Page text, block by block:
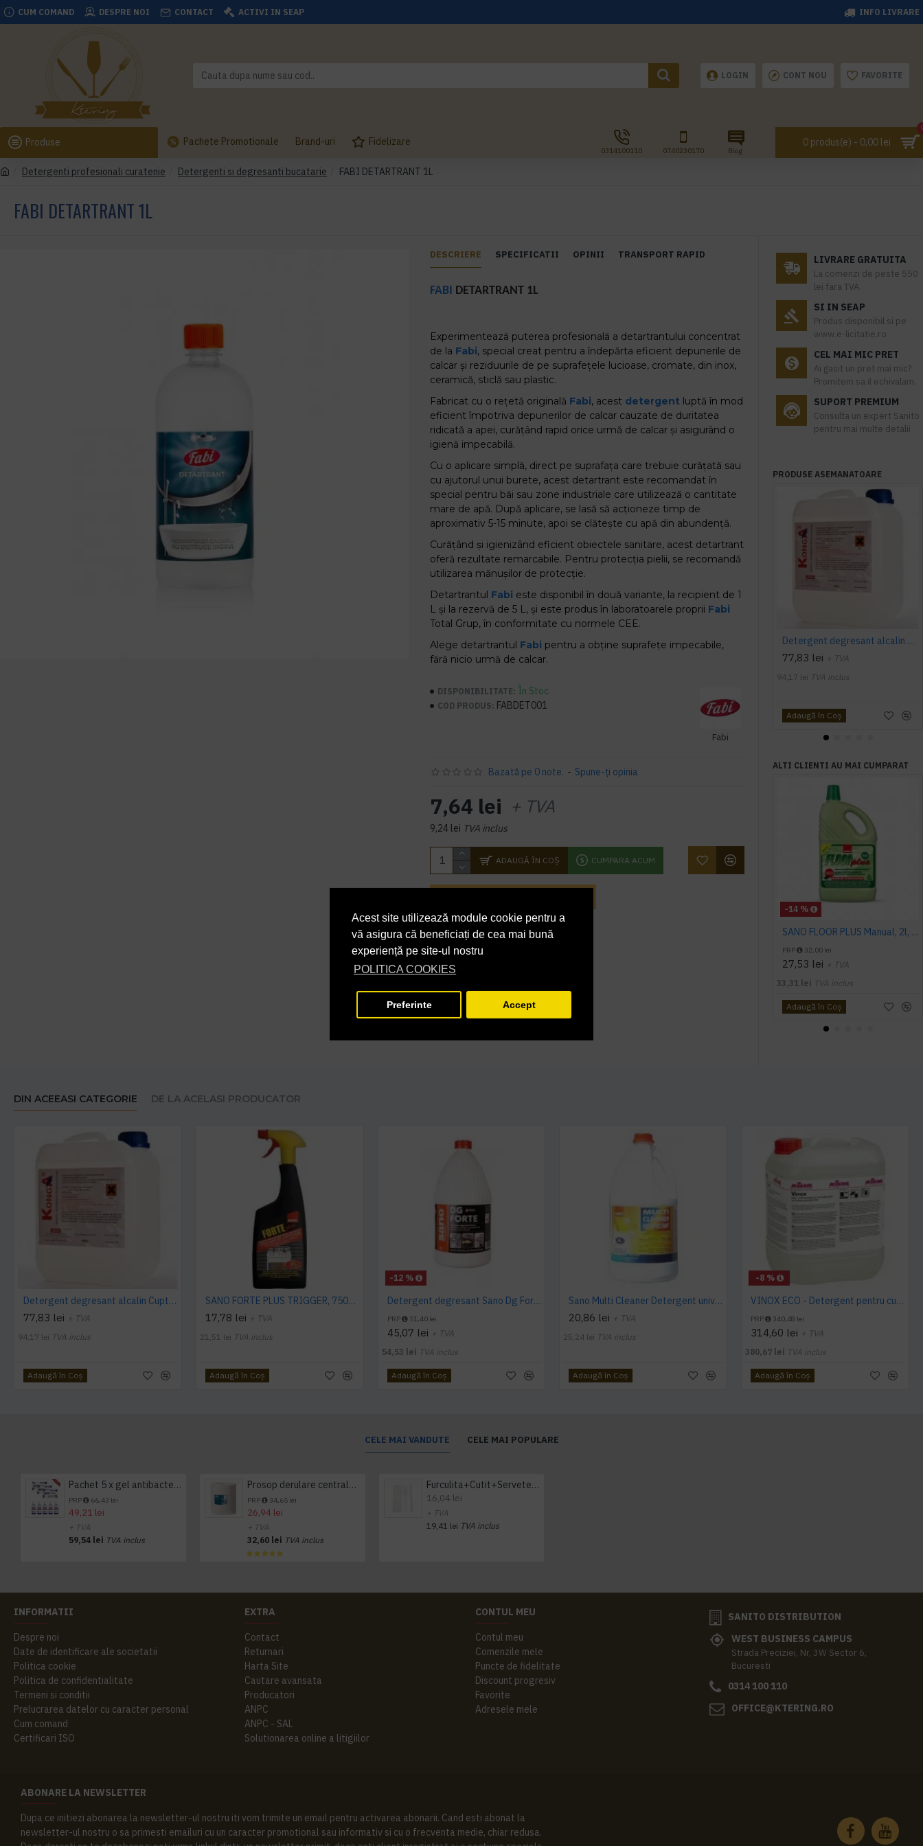
Acest site utilizează module cookie pentru a
vă asigura că beneficiați de cea mai bună
experiență pe site-ul nostru
POLITICA COOKIES
Preferinte Accept
CUM COMAND DESPRE NOI CONTACT ACTIVI IN SEAP INFO LIVRARE
LOGIN CONT NOU FAVORITE
Produse Pachete Promotionale Brand-uri Fidelizare
0314100110 0740230170 Blog
0 produs(e) - 0,00 lei
Detergenti profesionali curatenie Detergenti si degresanti bucatarie FABI DETARTRANT 1L
FABI DETARTRANT 1L
DESCRIERE SPECIFICATII OPINII TRANSPORT RAPID
FABI DETARTRANT 1L
Experimentează puterea profesională a detartrantului concentrat
de la Fabi, special creat pentru a îndepărta eficient depunerile de
calcar și reziduurile de pe suprafețele lucioase, cromate, din inox,
ceramică, sticlă sau plastic.
Fabricat cu o rețetă originală Fabi, acest detergent luptă în mod
eficient împotriva depunerilor de calcar cauzate de duritatea
ridicată a apei, curățând rapid orice urmă de calcar și asigurând o
igienă impecabilă.
Cu o aplicare simplă, direct pe suprafața care trebuie curățată sau
cu ajutorul unui burete, acest detartrant este recomandat în
special pentru băi sau zone industriale care utilizează o cantitate
mare de apă. După aplicare, se lasă să acționeze timp de
aproximativ 5-15 minute, apoi se clătește cu apă din abundență.
Curățând și igienizând eficient obiectele sanitare, acest detartrant
oferă rezultate remarcabile. Pentru protecția pielii, se recomandă
utilizarea mănușilor de protecție.
Detartrantul Fabi este disponibil în două variante, la recipient de 1
L și la rezervă de 5 L, și este produs în laboratoarele proprii Fabi
Total Grup, în conformitate cu normele CEE.
Alege detartrantul Fabi pentru a obține suprafețe impecabile,
fără nicio urmă de calcar.
DISPONIBILITATE: În Stoc
COD PRODUS: FABDET001
Fabi
Bazată pe 0 note. - Spune-ţi opinia
7,64 lei + TVA
9,24 lei TVA inclus
ADAUGĂ ÎN COŞ CUMPARA ACUM
LIVRARE GRATUITA
La comenzi de peste 550
lei fara TVA.
SI IN SEAP
Produs disponibil si pe
www.e-licitatie.ro
CEL MAI MIC PRET
Ai gasit un pret mai mic?
Promitem sa il echivalam.
SUPORT PREMIUM
Consulta un expert Sanito
pentru mai multe detalii
PRODUSE ASEMANATOARE
Detergent degresant alcalin Cuptor si Plita, 5 L, Konga
77,83 lei + TVA
94,17 lei TVA inclus
Adaugă în Coş
ALTI CLIENTI AU MAI CUMPARAT
-14 %
SANO FLOOR PLUS Manual, 2l, detergent pardoseala
PRP 32,00 lei
27,53 lei + TVA
33,31 lei TVA inclus
Adaugă în Coş
DIN ACEEASI CATEGORIE DE LA ACELASI PRODUCATOR
Detergent degresant alcalin Cuptor si Plita, 5 L, Konga
77,83 lei + TVA
94,17 lei TVA inclus
Adaugă în Coş
SANO FORTE PLUS TRIGGER, 750ml, detergent arsuri, grasimi
17,78 lei + TVA
21,51 lei TVA inclus
Adaugă în Coş
-12 %
Detergent degresant Sano Dg Forte 4L
PRP 51,40 lei
45,07 lei + TVA
54,53 lei TVA inclus
Adaugă în Coş
Sano Multi Cleaner Detergent universal gel 4L
20,86 lei + TVA
25,24 lei TVA inclus
Adaugă în Coş
-8 %
VINOX ECO - Detergent pentru curatare suprafete din inox, 10 L, Kiehl
PRP 340,48 lei
314,60 lei + TVA
380,67 lei TVA inclus
Adaugă în Coş
CELE MAI VANDUTE CELE MAI POPULARE
Pachet 5 x gel antibacterian 50ml si 3 x Servetele antibacteriene 48 buc Hygienium
PRP 66,43 lei
49,21 lei
+ TVA
59,54 lei TVA inclus
Prosop derulare centrala 1 pliu, 300 m Tork
PRP 34,65 lei
26,94 lei
+ TVA
32,60 lei TVA inclus
Furculita+Cutit+Servetel 100buc/set
16,04 lei
+ TVA
19,41 lei TVA inclus
INFORMATII
Despre noi
Date de identificare ale societatii
Politica cookie
Politica de confidentialitate
Termeni si conditii
Prelucrarea datelor cu caracter personal
Cum comand
Certificari ISO
EXTRA
Contact
Returnari
Harta Site
Cautare avansata
Producatori
ANPC
ANPC - SAL
Solutionarea online a litigiilor
CONTUL MEU
Contul meu
Comenzile mele
Puncte de fidelitate
Discount progresiv
Favorite
Adresele mele
SANITO DISTRIBUTION
WEST BUSINESS CAMPUS
Strada Preciziei, Nr, 3W Sector 6,
Bucuresti
0314 100 110
OFFICE@KTERING.RO
ABONARE LA NEWSLETTER
Dupa ce initiezi abonarea la newsletter-ul nostru iti vom trimite un email pentru activarea abonarii. Cand esti abonat la
newsletter-ul nostru o sa primesti emailuri cu un caracter promotional sau informativ si cu o frecventa medie, chiar redusa.